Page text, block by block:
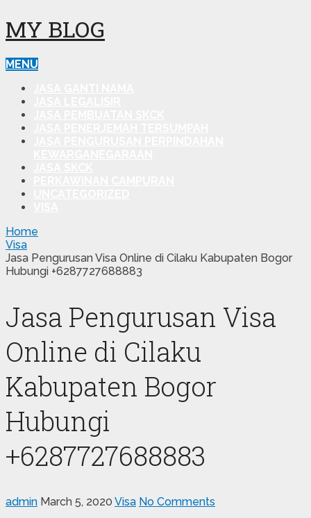
MY BLOG
MENU
Home
Visa
Jasa Pengurusan Visa Online di Cilaku Kabupaten Bogor
Hubungi +6287727688883
Jasa Pengurusan Visa
Online di Cilaku
Kabupaten Bogor
Hubungi
+6287727688883
admin March 5, 2020 Visa No Comments